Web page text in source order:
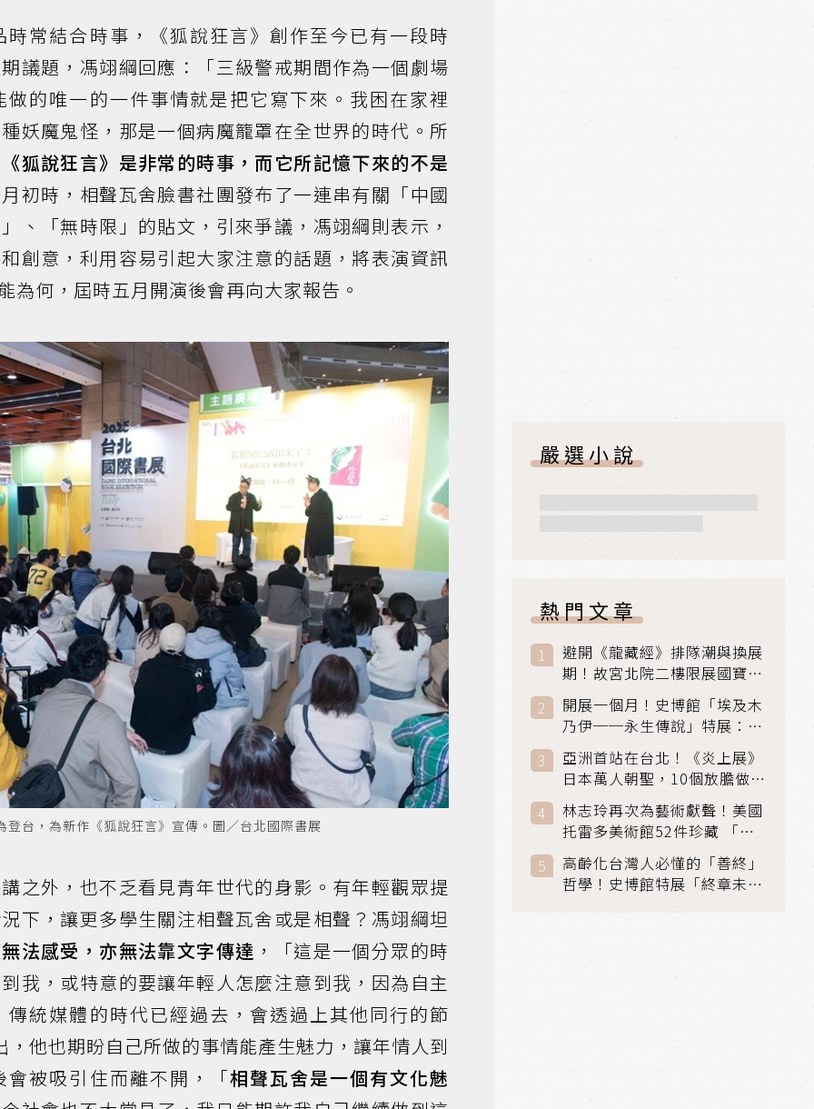
常結合時事，《狐說狂言》創作至今已有一段時
議題，馮翊綱回應：「三級警戒期間作為一個劇場
的唯一的一件事情就是把它寫下來。我困在家裡
妖魔鬼怪，那是一個病魔籠罩在全世界的時代。所
《狐說狂言》是非常的時事，而它所記憶下來的不是
初時，相聲瓦舍臉書社團發布了一連串有關「中國
、「無時限」的貼文，引來爭議，馮翊綱則表示，
創意，利用容易引起大家注意的話題，將表演資訊
為何，屆時五月開演後會再向大家報告。
台，為新作《狐說狂言》宣傳。圖／台北國際書展
之外，也不乏看見青年世代的身影。有年輕觀眾提
下，讓更多學生關注相聲瓦舍或是相聲？馮翊綱坦
法感受，亦無法靠文字傳達 ，「這是一個分眾的時
我，或特意的要讓年輕人怎麼注意到我，因為自主
統媒體的時代已經過去，會透過上其他同行的節
他也期盼自己所做的事情能產生魅力，讓年情人到
被吸引住而離不開，「相聲瓦舍是一個有文化魅
嚴選小說
熱門文章
避開《龍藏經》排隊潮與換展
期！故宮北院二樓限展國寶
〈元世祖出獵圖〉、乾隆最愛
「滑冰賽」更精采
開展一個月！史博館「埃及木
乃伊──永生傳說」特展：看
見物件構築的永生風景
亞洲首站在台北！《炎上展》
日本萬人朝聖，10個放膽做自
己場景與台灣獨家展品同步亮
相
林志玲再次為藝術獻聲！美國
托雷多美術館52件珍藏 「古
典光影大師：林布蘭到哥雅」
在富邦美術館隆重開展
高齡化台灣人必懂的「善終」
哲學！史博館特展「終章未